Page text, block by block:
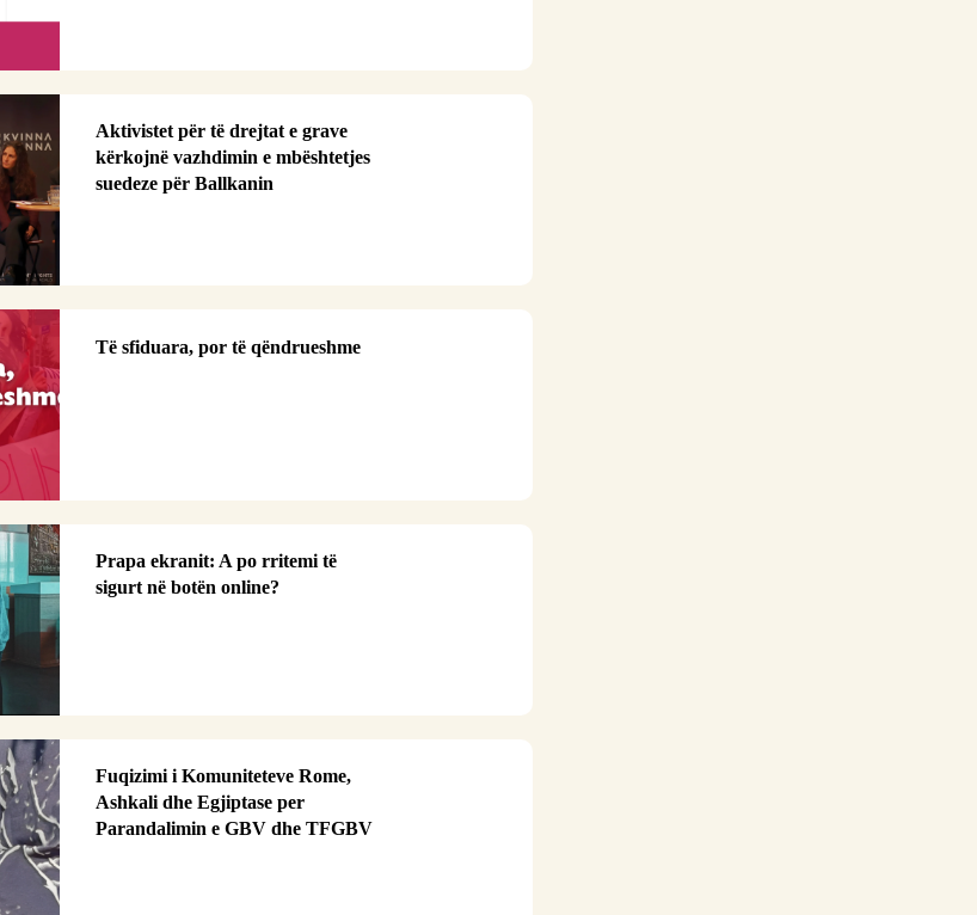
Aktivistet për të drejtat e grave
kërkojnë vazhdimin e mbështetjes
suedeze për Ballkanin
Të sfiduara, por të qëndrueshme
Prapa ekranit: A po rritemi të
sigurt në botën online?
Fuqizimi i Komuniteteve Rome,
Ashkali dhe Egjiptase per
Parandalimin e GBV dhe TFGBV